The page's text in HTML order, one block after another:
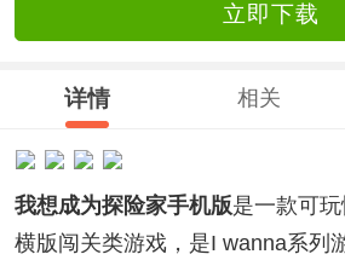
立即下载
详情 相关
我想成为探险家手机版是一款可
横版闯关类游戏，是I wanna系列